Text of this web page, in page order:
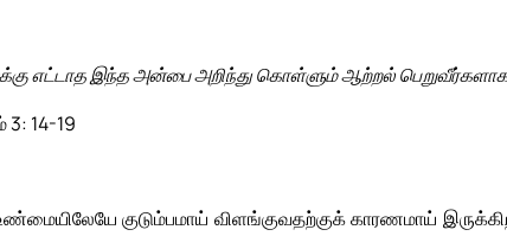
எட்டாத இந்த அன்பை அறிந்து கொள்ளும் ஆற்றல்
3: 14-19
குடும்பமாய் விளங்குவதற்குக் காரணமாய்